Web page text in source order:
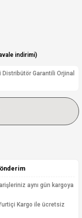
indirimi)
Distribütör Garantili Orjinal
aynı gün kargoya
Kargo ile ücretsiz